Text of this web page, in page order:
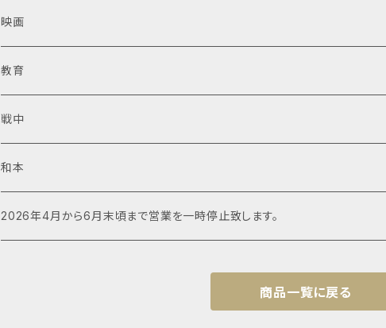
映画
教育
戦中
和本
2026年4月から6月末頃まで営業を一時停止致します。
商品一覧に戻る